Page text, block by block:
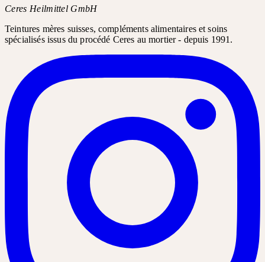
Ceres Heilmittel GmbH
Teintures mères suisses, compléments alimentaires et soins
spécialisés issus du procédé Ceres au mortier - depuis 1991.